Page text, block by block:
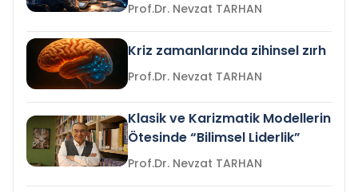
Prof.Dr. Nevzat TARHAN
Kriz zamanlarında zihinsel zırh
Prof.Dr. Nevzat TARHAN
Klasik ve Karizmatik Modellerin
Ötesinde “Bilimsel Liderlik”
Prof.Dr. Nevzat TARHAN